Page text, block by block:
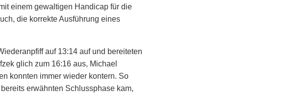
einem gewaltigen Handicap für die
die korrekte Ausführung eines
auf 13:14 auf und bereiteten
glich zum 16:16 aus, Michael
konnten immer wieder kontern. So
erwähnten Schlussphase kam,